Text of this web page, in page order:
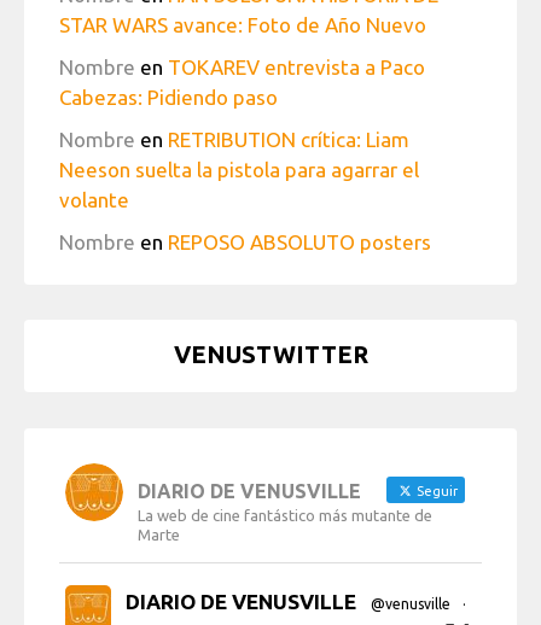
STAR WARS avance: Foto de Año Nuevo
Nombre en TOKAREV entrevista a Paco
Cabezas: Pidiendo paso
Nombre en RETRIBUTION crítica: Liam
Neeson suelta la pistola para agarrar el
volante
Nombre en REPOSO ABSOLUTO posters
VENUSTWITTER
DIARIO DE VENUSVILLE Seguir
La web de cine fantástico más mutante de
Marte
DIARIO DE VENUSVILLE @venusville
·